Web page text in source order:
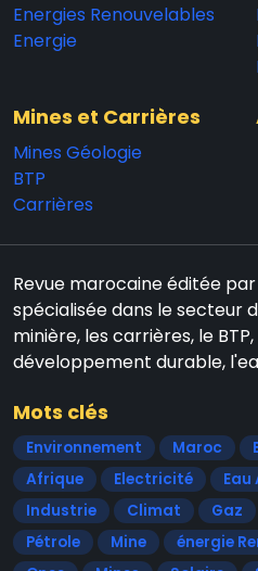
Energies Renouvelables
Energie
Mines et Carrières
Mines Géologie
BTP
Carrières
Revue marocaine éditée
spécialisée dans le secteur
minière, les carrières, le
développement durable,
Mots clés
Environnement Maroc
Afrique
Electricité
Industrie
Climat Gaz
Pétrole
Mine énergie